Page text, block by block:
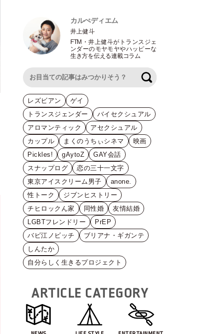
カルぺディエム
井上健斗
FTM ・井上健斗がトランスジェ
ンダーのモヤモヤやハッピーな
生き方を伝える連載コラム
レズビアン
ゲイ
トランスジェンダー
バイセクシュアル
アロマンティック
アセクシュアル
カップル
まくのうちぃシネマ
映画
Pickles!
gAytoZ
GAY会話
スナップログ
恋の三十一文字
東京アイスクリーム男子
anone.
性トーク
ジブンヒストリー
チヒロックん家
同性婚
友情結婚
LGBTフレンドリー
PrEP
バビ江ノビッチ
ブリアナ・ギガンテ
しんたか
自分らしく生きるプロジェクト
ARTICLE CATEGORY